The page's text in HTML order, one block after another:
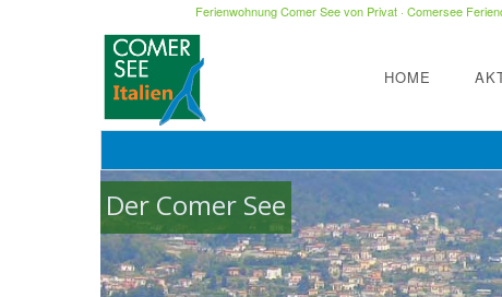
Ferienwohnung Comer See von Privat· Comersee
HOME
Der Comer See